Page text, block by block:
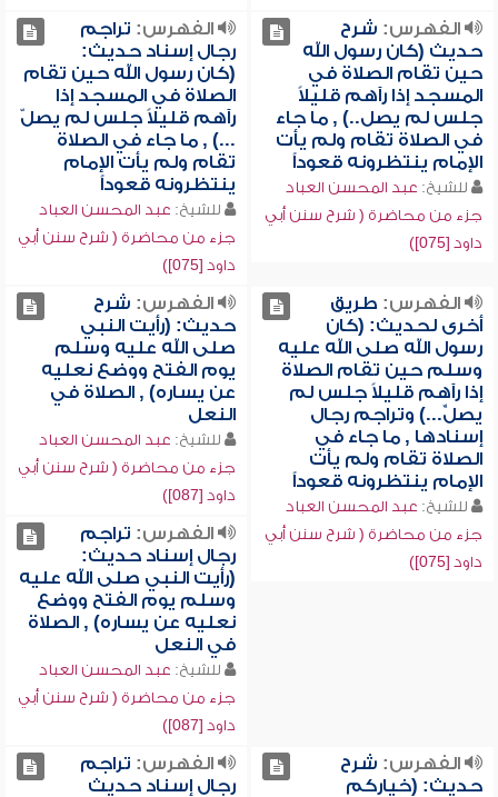
الفهرس: شرح
حديث (كان رسول الله
حين تقام الصلاة في
المسجد إذا رآهم قليلاً
جلس لم يصل..) , ما جاء
في الصلاة تقام ولم يأت
الإمام ينتظرونه قعوداً
للشيخ: عبد المحسن العباد
جزء من محاضرة ( شرح سنن أبي
داود [075])
الفهرس: تراجم
رجال إسناد حديث:
(كان رسول الله حين تقام
الصلاة في المسجد إذا
رآهم قليلاً جلس لم يصلّ
...) , ما جاء في الصلاة
تقام ولم يأت الإمام
ينتظرونه قعوداً
للشيخ: عبد المحسن العباد
جزء من محاضرة ( شرح سنن أبي
داود [075])
الفهرس: طريق
أخرى لحديث: (كان
رسول الله صلى الله عليه
وسلم حين تقام الصلاة
إذا رآهم قليلاً جلس لم
يصلِّ...) وتراجم رجال
إسنادها , ما جاء في
الصلاة تقام ولم يأت
الإمام ينتظرونه قعوداً
للشيخ: عبد المحسن العباد
جزء من محاضرة ( شرح سنن أبي
داود [075])
الفهرس: شرح
حديث: (رأيت النبي
صلى الله عليه وسلم
يوم الفتح ووضع نعليه
عن يساره) , الصلاة في
النعل
للشيخ: عبد المحسن العباد
جزء من محاضرة ( شرح سنن أبي
داود [087])
الفهرس: تراجم
رجال إسناد حديث:
(رأيت النبي صلى الله عليه
وسلم يوم الفتح ووضع
نعليه عن يساره) , الصلاة
في النعل
للشيخ: عبد المحسن العباد
جزء من محاضرة ( شرح سنن أبي
داود [087])
الفهرس: شرح
حديث: (خياركم
الفهرس: تراجم
رجال إسناد حديث